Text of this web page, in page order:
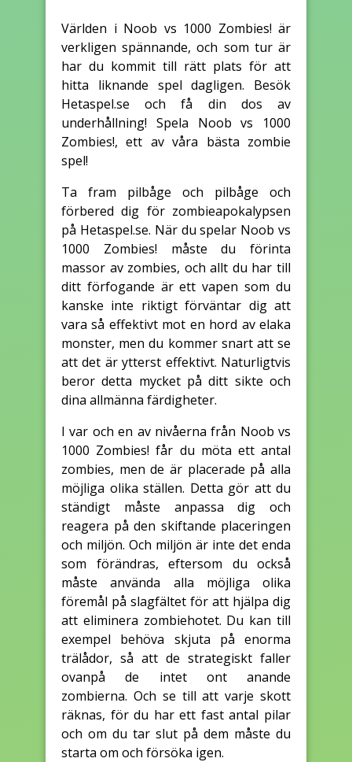
Världen i Noob vs 1000 Zombies! är
verkligen spännande, och som tur är
har du kommit till rätt plats för att
hitta liknande spel dagligen. Besök
Hetaspel.se och få din dos av
underhållning! Spela Noob vs 1000
Zombies!, ett av våra bästa zombie
spel!
Ta fram pilbåge och pilbåge och
förbered dig för zombieapokalypsen
på Hetaspel.se. När du spelar Noob vs
1000 Zombies! måste du förinta
massor av zombies, och allt du har till
ditt förfogande är ett vapen som du
kanske inte riktigt förväntar dig att
vara så effektivt mot en hord av elaka
monster, men du kommer snart att se
att det är ytterst effektivt. Naturligtvis
beror detta mycket på ditt sikte och
dina allmänna färdigheter.
I var och en av nivåerna från Noob vs
1000 Zombies! får du möta ett antal
zombies, men de är placerade på alla
möjliga olika ställen. Detta gör att du
ständigt måste anpassa dig och
reagera på den skiftande placeringen
och miljön. Och miljön är inte det enda
som förändras, eftersom du också
måste använda alla möjliga olika
föremål på slagfältet för att hjälpa dig
att eliminera zombiehotet. Du kan till
exempel behöva skjuta på enorma
trälådor, så att de strategiskt faller
ovanpå de intet ont anande
zombierna. Och se till att varje skott
räknas, för du har ett fast antal pilar
och om du tar slut på dem måste du
starta om och försöka igen.